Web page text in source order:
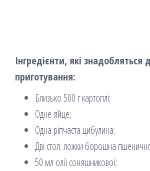
Інгредієнти, які знадобляться
приготування:
Близько 500 г картоплі;
Одне яйце;
Одна ріпчаста цибулина;
Дві стол. ложки борошна
50 мл олії соняшникової;